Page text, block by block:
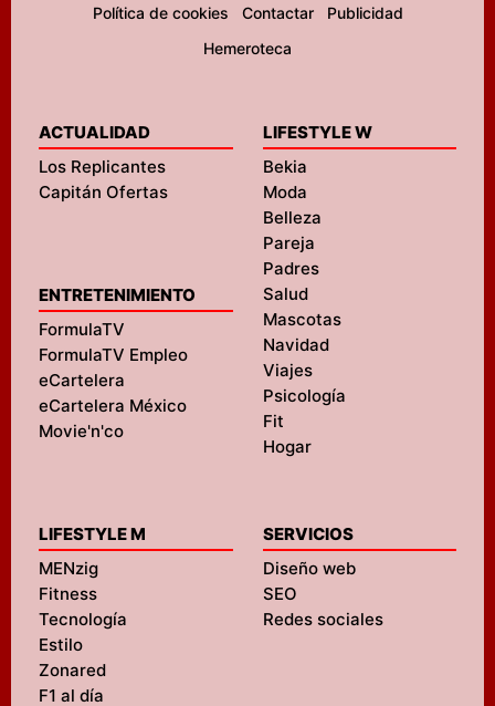
Política de cookies
Contactar
Publicidad
Hemeroteca
ACTUALIDAD
Los Replicantes
Capitán Ofertas
ENTRETENIMIENTO
FormulaTV
FormulaTV Empleo
eCartelera
eCartelera México
Movie'n'co
LIFESTYLE W
Bekia
Moda
Belleza
Pareja
Padres
Salud
Mascotas
Navidad
Viajes
Psicología
Fit
Hogar
LIFESTYLE M
MENzig
Fitness
Tecnología
Estilo
Zonared
F1 al día
SERVICIOS
Diseño web
SEO
Redes sociales